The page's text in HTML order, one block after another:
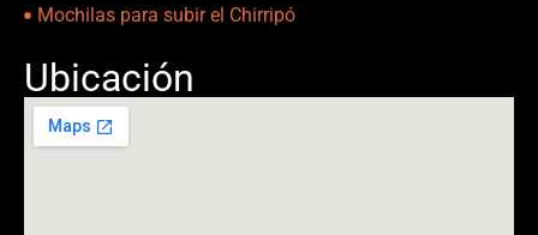
Mochilas para subir el Chirripó
Ubicación